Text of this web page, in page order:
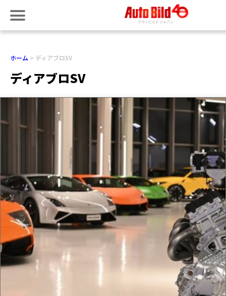
ホーム ディアブロSV
ディアブロSV